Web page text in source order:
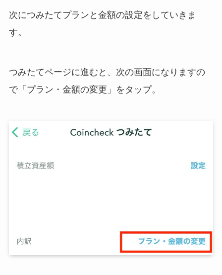
次につみたてプランと金額の設定をしていきま
す。
つみたてページに進むと、次の画面になりますの
で「プラン・金額の変更」をタップ。